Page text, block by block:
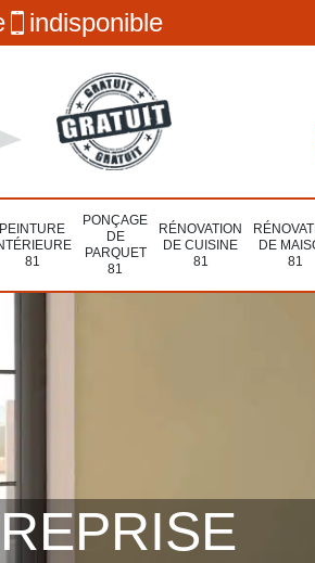
indisponible
PEINTURE
81
PONÇAGE
DE
PARQUET
81
RÉNOVATION
DE CUISINE
81
DE
81